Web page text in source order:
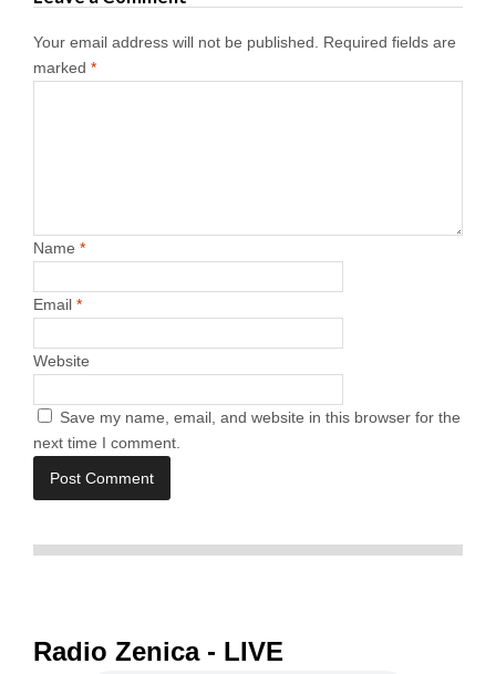
Your email address will not be published.
Required fields are
marked *
Name *
Email *
Website
Save my name, email, and website in this browser for the
next time I comment.
Radio Zenica - LIVE